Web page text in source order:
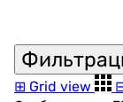
⊞ Grid view